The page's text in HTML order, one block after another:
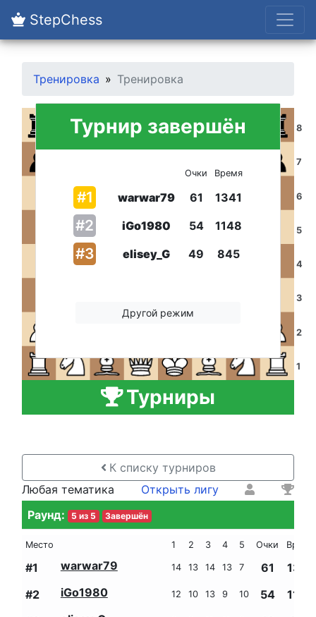
StepChess
Тренировка Тренировка
Турнир завершён
Очки Время
#1 warwar79 61 1341
#2 iGo1980 54 1148
#3 elisey_G 49 845
Другой режим
1
2
3
4
5
6
7
8
C Турниры
К списку турниров
Любая тематика
Открыть лигу
Раунд: 5 из 5 Завершён
Место 1 2 3 4 5 Очки Время
#1 warwar79 14 13 14 13 7 61
1341
#2 iGo1980 12 10 13 9 10 54
1148